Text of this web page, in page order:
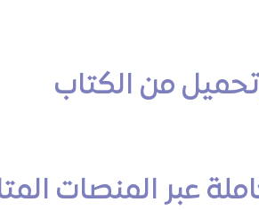
من الكتاب
المنصات